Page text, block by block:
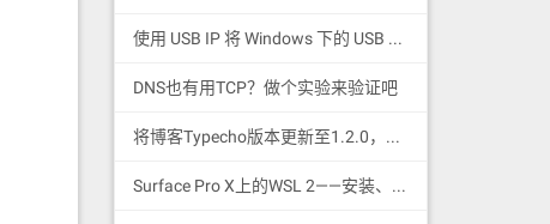
使用 USB IP 将 Windows 下的 USB 设备转发至远端 Linux 设备
DNS也有用TCP？做个实验来验证吧
将博客Typecho版本更新至1.2.0，与这期间遇到的坑
Surface Pro X上的WSL 2——安装、配置与体验